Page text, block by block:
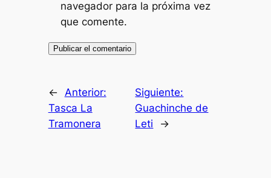
navegador para la próxima vez
que comente.
←
Anterior:
Tasca La
Tramonera
Siguiente:
Guachinche de
Leti
→